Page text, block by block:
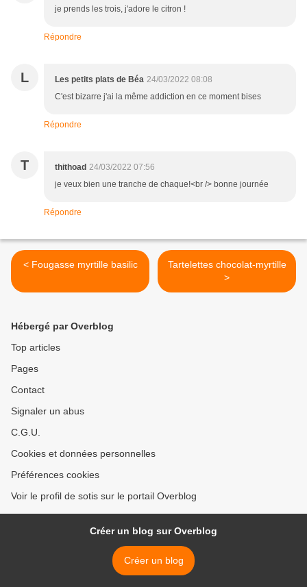
je prends les trois, j'adore le citron !
Répondre
L Les petits plats de Béa 24/03/2022 08:08
C'est bizarre j'ai la même addiction en ce moment bises
Répondre
T thithoad 24/03/2022 07:56
je veux bien une tranche de chaque!<br /> bonne journée
Répondre
< Fougasse myrtille basilic
Tartelettes chocolat-myrtille
>
Hébergé par Overblog
Top articles
Pages
Contact
Signaler un abus
C.G.U.
Cookies et données personnelles
Préférences cookies
Voir le profil de sotis sur le portail Overblog
Créer un blog sur Overblog
Créer un blog